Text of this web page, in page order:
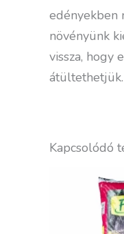
edényekben
növényünk
vissza, hogy
Kapcsolódó